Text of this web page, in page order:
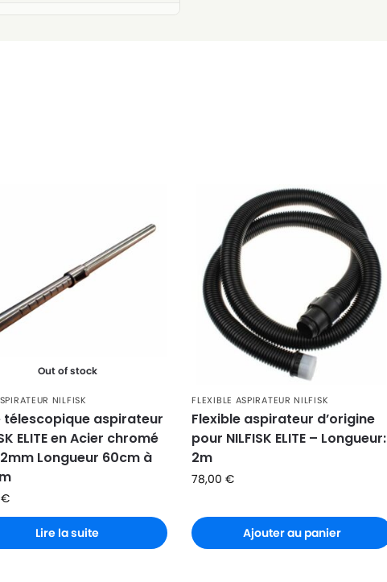
Out of stock
NILFISK
télescopique aspirateur
ELITE en Acier chromé
Longueur 60cm à
€
Lire la suite
FLEXIBLE ASPIRATEUR NILFISK
Flexible aspirateur d’origine
pour NILFISK ELITE – Longueur:
2m
78,00€
Ajouter au panier